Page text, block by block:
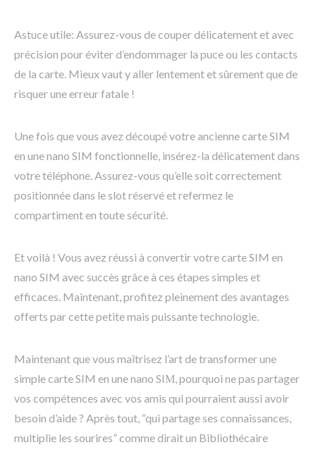
Astuce utile: Assurez-vous de couper délicatement et avec
précision pour éviter d’endommager la puce ou les contacts
de la carte. Mieux vaut y aller lentement et sûrement que de
risquer une erreur fatale !
Une fois que vous avez découpé votre ancienne carte SIM
en une nano SIM fonctionnelle, insérez-la délicatement dans
votre téléphone. Assurez-vous qu’elle soit correctement
positionnée dans le slot réservé et refermez le
compartiment en toute sécurité.
Et voilà ! Vous avez réussi à convertir votre carte SIM en
nano SIM avec succès grâce à ces étapes simples et
efficaces. Maintenant, profitez pleinement des avantages
offerts par cette petite mais puissante technologie.
Maintenant que vous maîtrisez l’art de transformer une
simple carte SIM en une nano SIМ, pourquoi ne pas partager
vos compétences avec vos amis qui pourraient aussi avoir
besoin d’aide ? Après tout, “qui partage ses connaissances,
multiplie les sourires” comme dirait un Bibliothécaire